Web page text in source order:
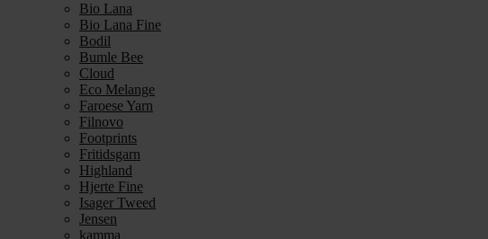
Bio Lana
Bio Lana Fine
Bodil
Bumle Bee
Cloud
Eco Melange
Faroese Yarn
Filnovo
Footprints
Fritidsgarn
Highland
Hjerte Fine
Isager Tweed
Jensen
kamma